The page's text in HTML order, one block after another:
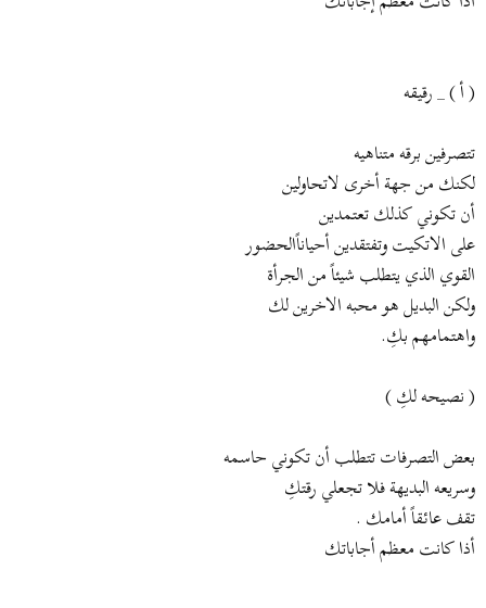
( أ ) _ رقيقه
تتصرفين برقه متناهيه
لكنك من جهة أخرى لاتحاولين
أن تكوني كذلك تعتمدين
على الاتكيت وتفتقدين أحياناًالحضور
القوي الذي يتطلب شيئاً من الجرأة
ولكن البديل هو محبه الاخرين لك
واهتمامهم بكِ.
( نصيحه لكِ )
بعض التصرفات تتطلب أن تكوني حاسمه
وسريعه البديهة فلا تجعلي رقتكِ
تقف عائقاً أمامك .
أذا كانت معظم أجاباتك